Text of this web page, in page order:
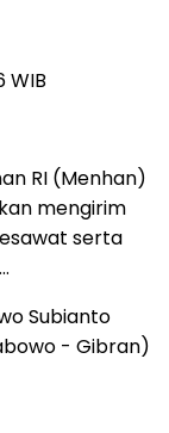
WIB
RI (Menhan)
mengirim
serta